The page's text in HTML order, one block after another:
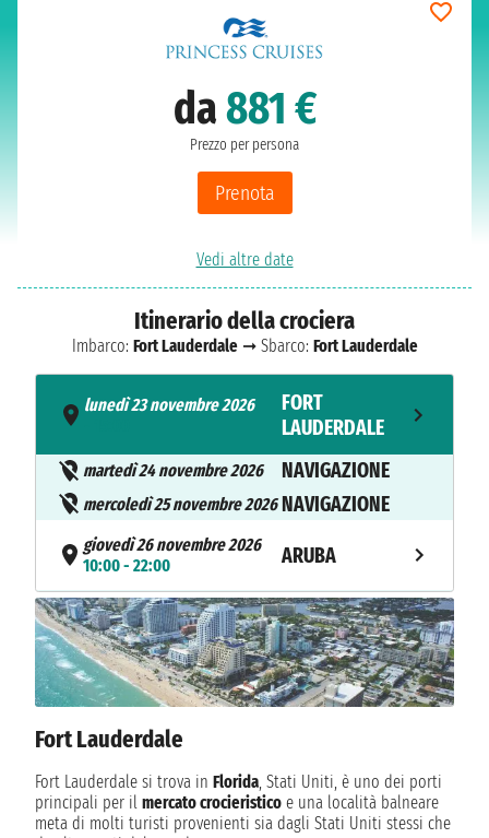
da881 €
Prezzo per persona
Prenota
Vedi altre date
Itinerario della crociera
Imbarco: Fort Lauderdale➞ Sbarco: Fort Lauderdale
lunedì 23 novembre 2026
FORT
LAUDERDALE
martedì 24 novembre 2026 NAVIGAZIONE
mercoledì 25 novembre 2026 NAVIGAZIONE
giovedì 26 novembre 2026
10:00 - 22:00
ARUBA
venerdì 27 novembre 2026 NAVIGAZIONE
sabato 28 novembre 2026
07:00 - 14:00
CARTAGENA
domenica 29 novembre 2026 NAVIGAZIONE
domenica 29 novembre 2026
17:30 - 20:00
lunedì 30 novembre 2026
LIMÓN
Fort Lauderdale
Fort Lauderdale si trova in Florida, Stati Uniti, è uno dei porti
principali per il mercato crocieristico e una località balneare
meta di molti turisti provenienti sia dagli Stati Uniti stessi che